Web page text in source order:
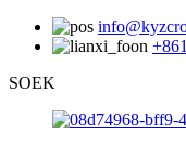
SOEK